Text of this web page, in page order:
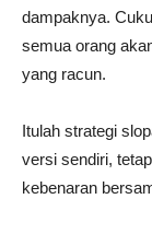
dampaknya.
semua orang
yang racun.
Itulah strategi
versi sendiri,
kebenaran